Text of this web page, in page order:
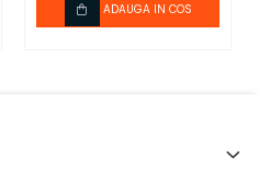
ADAUGA IN COS